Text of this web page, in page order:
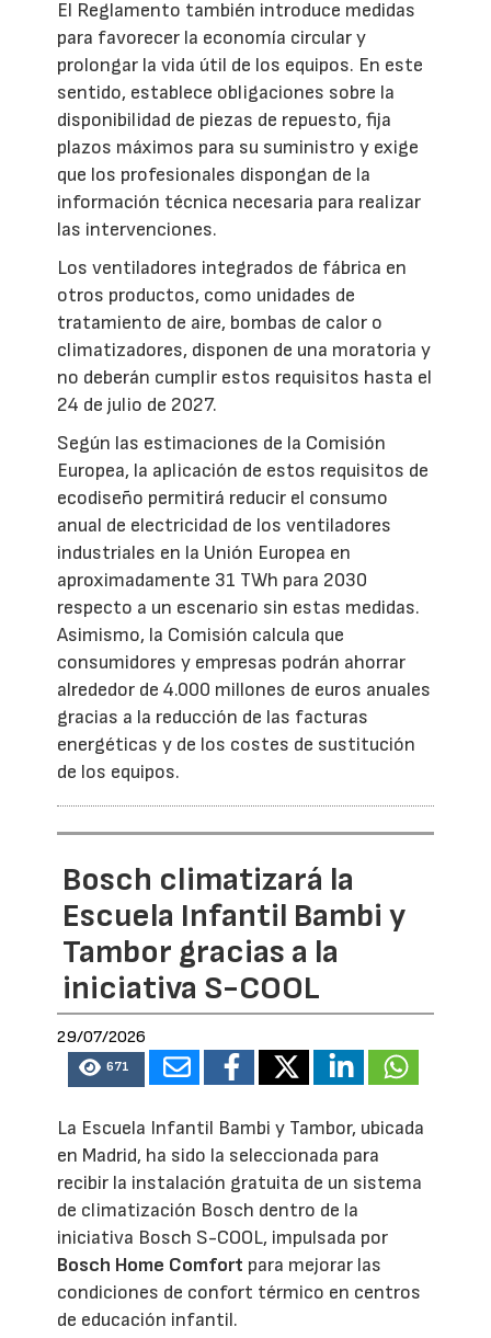
El Reglamento también introduce medidas
para favorecer la economía circular y
prolongar la vida útil de los equipos. En este
sentido, establece obligaciones sobre la
disponibilidad de piezas de repuesto, fija
plazos máximos para su suministro y exige
que los profesionales dispongan de la
información técnica necesaria para realizar
las intervenciones.
Los ventiladores integrados de fábrica en
otros productos, como unidades de
tratamiento de aire, bombas de calor o
climatizadores, disponen de una moratoria y
no deberán cumplir estos requisitos hasta el
24 de julio de 2027.
Según las estimaciones de la Comisión
Europea, la aplicación de estos requisitos de
ecodiseño permitirá reducir el consumo
anual de electricidad de los ventiladores
industriales en la Unión Europea en
aproximadamente 31 TWh para 2030
respecto a un escenario sin estas medidas.
Asimismo, la Comisión calcula que
consumidores y empresas podrán ahorrar
alrededor de 4.000 millones de euros anuales
gracias a la reducción de las facturas
energéticas y de los costes de sustitución
de los equipos.
Bosch climatizará la
Escuela Infantil Bambi y
Tambor gracias a la
iniciativa S-COOL
29/07/2026
671
La Escuela Infantil Bambi y Tambor, ubicada
en Madrid, ha sido la seleccionada para
recibir la instalación gratuita de un sistema
de climatización Bosch dentro de la
iniciativa Bosch S-COOL, impulsada por
Bosch Home Comfort para mejorar las
condiciones de confort térmico en centros
de educación infantil.